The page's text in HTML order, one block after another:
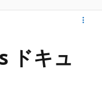
ドキュ